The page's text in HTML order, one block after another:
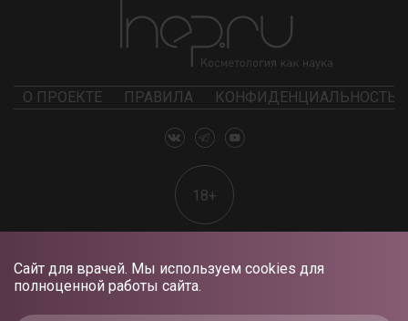
Сайт для врачей. Мы используем cookies для
полноценной работы сайта.
О ПРОЕКТЕ ПРАВИЛА КОНФИДЕНЦИАЛЬНОСТЬ
18+